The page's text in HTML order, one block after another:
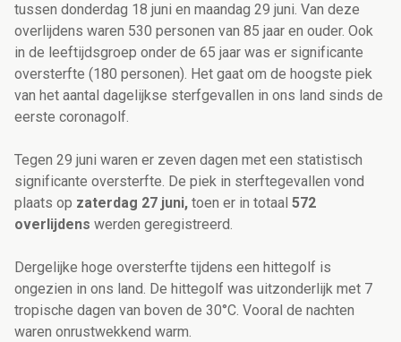
tussen donderdag 18 juni en maandag 29 juni. Van deze
overlijdens waren 530 personen van 85 jaar en ouder. Ook
in de leeftijdsgroep onder de 65 jaar was er significante
oversterfte (180 personen). Het gaat om de hoogste piek
van het aantal dagelijkse sterfgevallen in ons land sinds de
eerste coronagolf.
Tegen 29 juni waren er zeven dagen met een statistisch
significante oversterfte. De piek in sterftegevallen vond
plaats op zaterdag 27 juni, toen er in totaal 572
overlijdens werden geregistreerd.
Dergelijke hoge oversterfte tijdens een hittegolf is
ongezien in ons land. De hittegolf was uitzonderlijk met 7
tropische dagen van boven de 30°C. Vooral de nachten
waren onrustwekkend warm.